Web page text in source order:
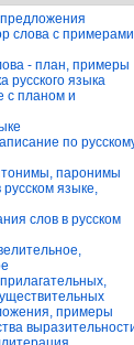
слова с примерами
- план, примеры
русского языка
с планом и
по
паронимы
языке,
слов в русском
примеры